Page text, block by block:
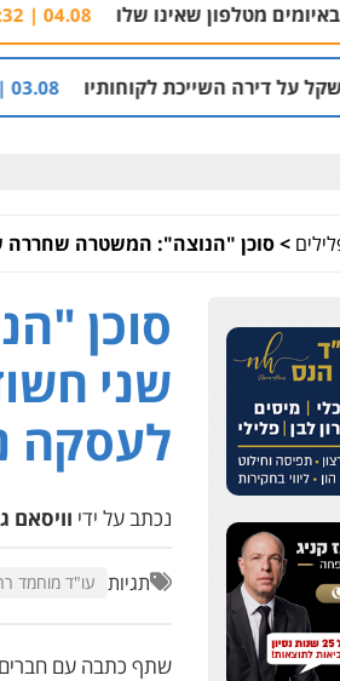
04.08 | 16:32 הצהרת
לקוחותיו 03.08 | 19:52 חלק
>סוכן "הנוצה": המשטרה שחררה
סוכן
שני
לעסקה
נכתב על ידי וויסאם
תגיות עו"ד מוחמד
שתף כתבה עם חברים